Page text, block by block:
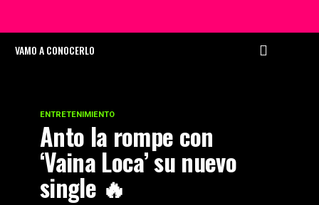
VAMO A CONOCERLO
ENTRETENIMIENTO
Anto la rompe con
‘Vaina Loca’ su nuevo
single 🔥